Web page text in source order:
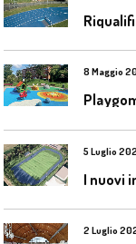
8 Maggio
5 Luglio
I nuovi
2 Luglio